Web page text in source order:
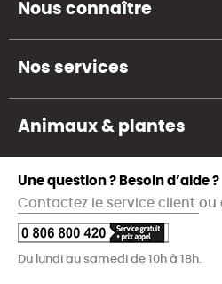
Nous connaître
Nos services
Animaux & plantes
Une question ? Besoin d’aide ?
Contactez le service client ou
Du lundi au samedi de 10h à 18h.